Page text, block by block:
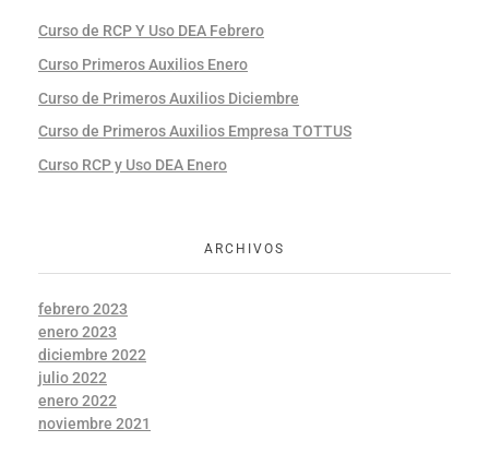
Curso de RCP Y Uso DEA Febrero
Curso Primeros Auxilios Enero
Curso de Primeros Auxilios Diciembre
Curso de Primeros Auxilios Empresa TOTTUS
Curso RCP y Uso DEA Enero
ARCHIVOS
febrero 2023
enero 2023
diciembre 2022
julio 2022
enero 2022
noviembre 2021